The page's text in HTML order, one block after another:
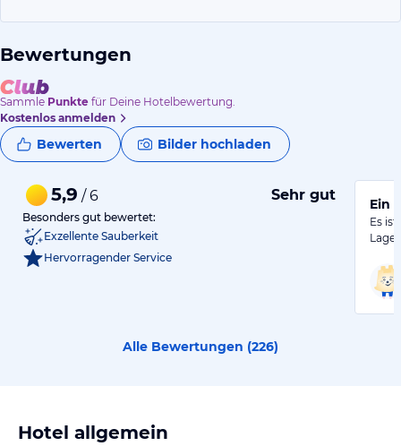
Bewertungen
Sammle Punkte für Deine Hotelbewertung.
Kostenlos anmelden
Bewerten Bilder hochladen
5,9 / 6 Sehr gut
Besonders gut bewertet:
Exzellente Sauberkeit
Hervorragender Service
Ein
Es
Lage
Alle Bewertungen (226)
Hotel allgemein